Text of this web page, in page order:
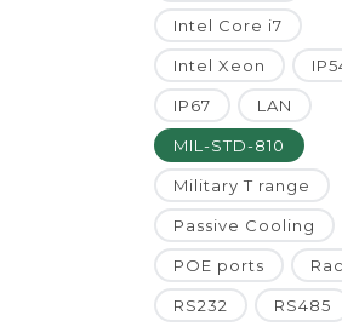
Intel Core i7
Intel Xeon
IP67 LAN
MIL-STD-810
Military T range
Passive Cooling
POE ports
RS232 RS485